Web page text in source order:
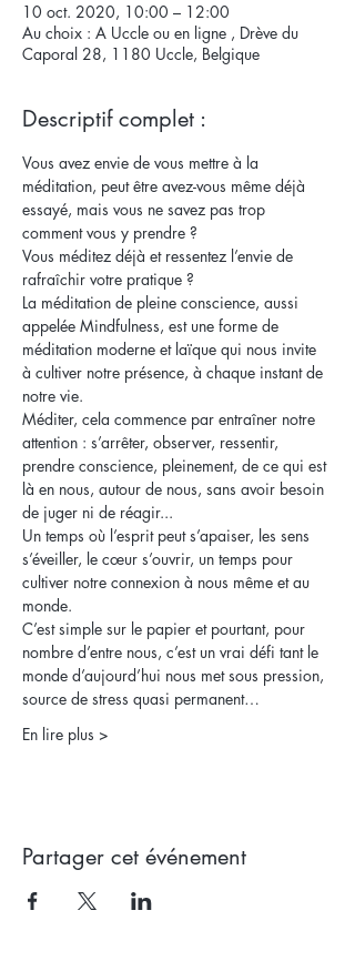
10 oct. 2020, 10:00 – 12:00
Au choix : A Uccle ou en ligne , Drève du
Caporal 28, 1180 Uccle, Belgique
Descriptif complet :
Vous avez envie de vous mettre à la
méditation, peut être avez-vous même déjà
essayé, mais vous ne savez pas trop
comment vous y prendre ?
Vous méditez déjà et ressentez l’envie de
rafraîchir votre pratique ?
La méditation de pleine conscience, aussi
appelée Mindfulness, est une forme de
méditation moderne et laïque qui nous invite
à cultiver notre présence, à chaque instant de
notre vie.
Méditer, cela commence par entraîner notre
attention : s’arrêter, observer, ressentir,
prendre conscience, pleinement, de ce qui est
là en nous, autour de nous, sans avoir besoin
de juger ni de réagir...
Un temps où l’esprit peut s’apaiser, les sens
s’éveiller, le cœur s’ouvrir, un temps pour
cultiver notre connexion à nous même et au
monde.
C’est simple sur le papier et pourtant, pour
nombre d’entre nous, c’est un vrai défi tant le
monde d’aujourd’hui nous met sous pression,
source de stress quasi permanent…
En lire plus >
Partager cet événement